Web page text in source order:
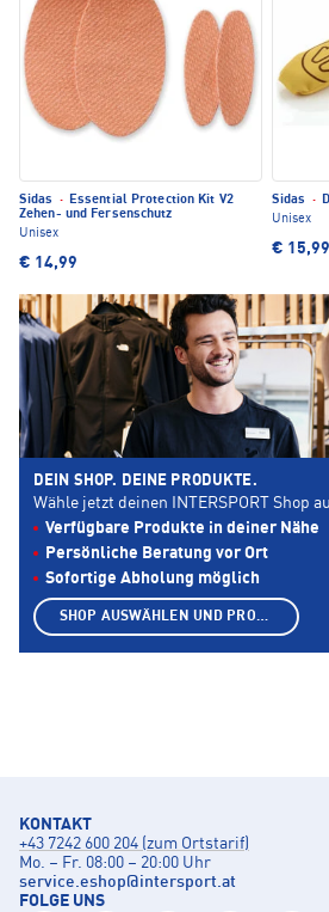
Sidas ·
Essential Protection Kit V2
Zehen- und Fersenschutz
Unisex
€ 14,99
Sidas ·
Unisex
€ 15,99
DEIN SHOP. DEINE PRODUKTE.
Wähle jetzt deinen INTERSPORT Shop
Verfügbare Produkte in deiner Nähe
Persönliche Beratung vor Ort
Sofortige Abholung möglich
SHOP AUSWÄHLEN UND PRODUKTE ANZEIGEN
KONTAKT
+43 7242 600 204 (zum Ortstarif)
Mo. – Fr. 08:00 – 20:00 Uhr
service.eshop@intersport.at
FOLGE UNS